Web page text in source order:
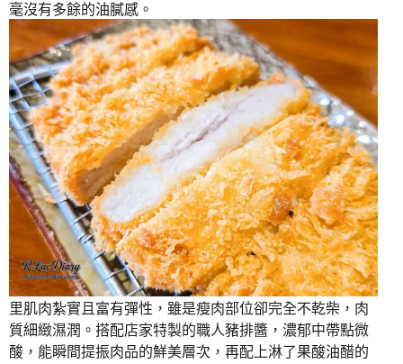
毫沒有多餘的油膩感。
里肌肉紮實且富有彈性，雖是瘦肉部位卻完全不乾柴，肉
質細緻濕潤。搭配店家特製的職人豬排醬，濃郁中帶點微
酸，能瞬間提振肉品的鮮美層次，再配上淋了果酸油醋的